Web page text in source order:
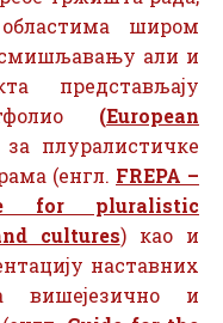
широм
али и
представљају
(European
плуралистичке
(енгл. FREPA –
for pluralistic
cultures) као и
наставних
вишејезично и